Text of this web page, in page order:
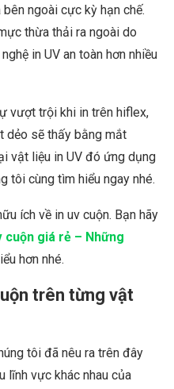
ngoài cực kỳ hạn chế.
thừa thải ra ngoài do
in UV an toàn hơn nhiều
vượt trội khi in trên hiflex,
dẻo sẽ thấy bằng mắt
vật liệu in UV đó ứng dụng
tôi cùng tìm hiểu ngay nhé.
ích về in uv cuộn. Bạn hãy
cuộn giá rẻ – Những
hơn nhé.
trên từng vật
tôi đã nêu ra trên đây
lĩnh vực khác nhau của